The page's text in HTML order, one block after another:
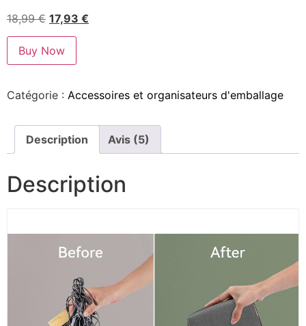
18,99€ 17,93 €
Buy Now
Catégorie : Accessoires et organisateurs d'emballage
Description Avis (5)
Description